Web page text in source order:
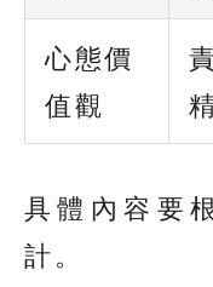
心態價
值觀
具體內容要
計。